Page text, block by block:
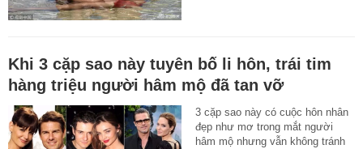
Khi 3 cặp sao này tuyên bố li hôn, trái tim
hàng triệu người hâm mộ đã tan vỡ
3 cặp sao này có cuộc hôn nhân
đẹp như mơ trong mắt người
hâm mộ nhưng vẫn không tránh